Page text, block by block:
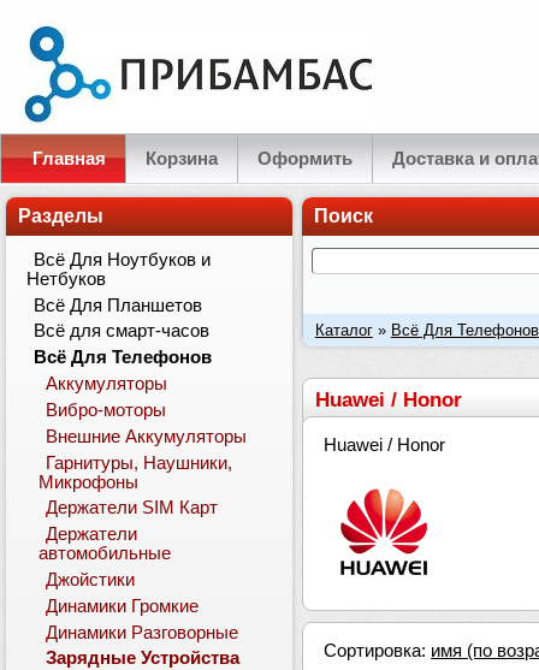
Главная Корзина Оформить Доставка и
Поиск
Каталог» Всё Для Телефонов
Huawei / Honor
Huawei / Honor
Сортировка: имя (по
Разделы
Всё Для Ноутбуков и
Нетбуков
Всё Для Планшетов
Всё для смарт-часов
Всё Для Телефонов
Аккумуляторы
Вибро-моторы
Внешние Аккумуляторы
Гарнитуры, Наушники,
Микрофоны
Держатели SIM Карт
Держатели
автомобильные
Джойстики
Динамики Громкие
Динамики Разговорные
Зарядные Устройства